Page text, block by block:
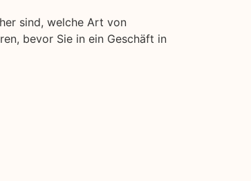
sind, welche Art von
bevor Sie in ein Geschäft in